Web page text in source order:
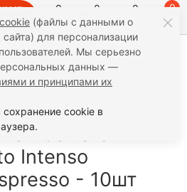
0 0 0 0
Капсулы для кофемашин
Carraro Aroma e Gusto Intenso
Carraro
Intenso
- 10шт
(файлы с данными о
для персонализации
Мы серьезно
данных —
и принципами их
cookie в